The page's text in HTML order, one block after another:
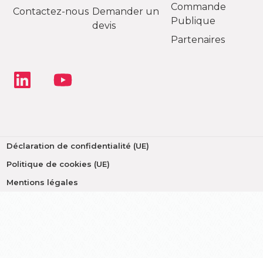
Contactez-nous Demander un
devis
Commande
Publique
Partenaires
Déclaration de confidentialité (UE)
Politique de cookies (UE)
Mentions légales